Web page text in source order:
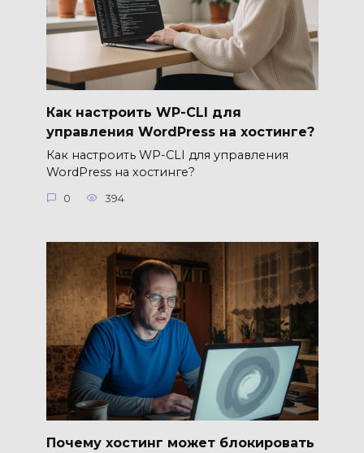
Как настроить WP-CLI для
управления WordPress на хостинге?
Как настроить WP-CLI для управления
WordPress на хостинге?
0 394
Почему хостинг может блокировать